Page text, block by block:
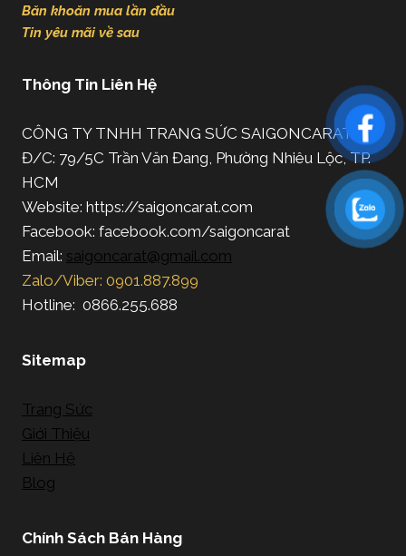
Băn khoăn mua lần đầu
Tin yêu mãi về sau
Thông Tin Liên Hệ
CÔNG TY TNHH TRANG SỨC SAIGONCARAT
Đ/C: 79/5C Trần Văn Đang, Phường Nhiêu Lộc, TP.
HCM
Website: https://saigoncarat.com
Facebook: facebook.com/saigoncarat
Email: saigoncarat@gmail.com
Zalo/Viber: 0901.887.899
Hotline: 0866.255.688
Sitemap
Trang Sức
Giới Thiệu
Liên Hệ
Blog
Chính Sách Bán Hàng